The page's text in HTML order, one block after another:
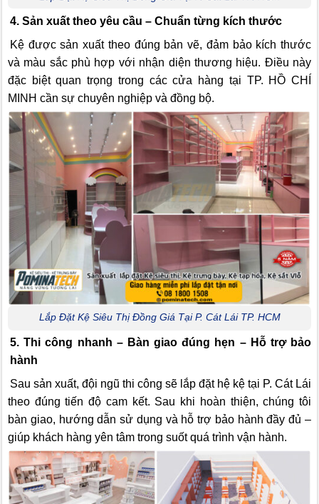
4. Sản xuất theo yêu cầu – Chuẩn từng kích thước
Kệ được sản xuất theo đúng bản vẽ, đảm bảo kích thước
và màu sắc phù hợp với nhận diện thương hiệu. Điều này
đặc biệt quan trọng trong các cửa hàng tại TP. HỒ CHÍ
MINH cần sự chuyên nghiệp và đồng bộ.
Lắp Đặt Kệ Siêu Thị Đồng Giá Tại P. Cát Lái TP. HCM
5. Thi công nhanh – Bàn giao đúng hẹn – Hỗ trợ bảo
hành
Sau sản xuất, đội ngũ thi công sẽ lắp đặt hệ kệ tại P. Cát Lái
theo đúng tiến độ cam kết. Sau khi hoàn thiện, chúng tôi
bàn giao, hướng dẫn sử dụng và hỗ trợ bảo hành đầy đủ –
giúp khách hàng yên tâm trong suốt quá trình vận hành.